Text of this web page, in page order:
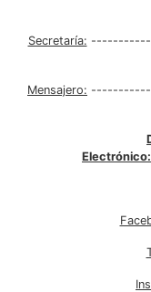
Secretaría:
Mensajero:
Electrónico: